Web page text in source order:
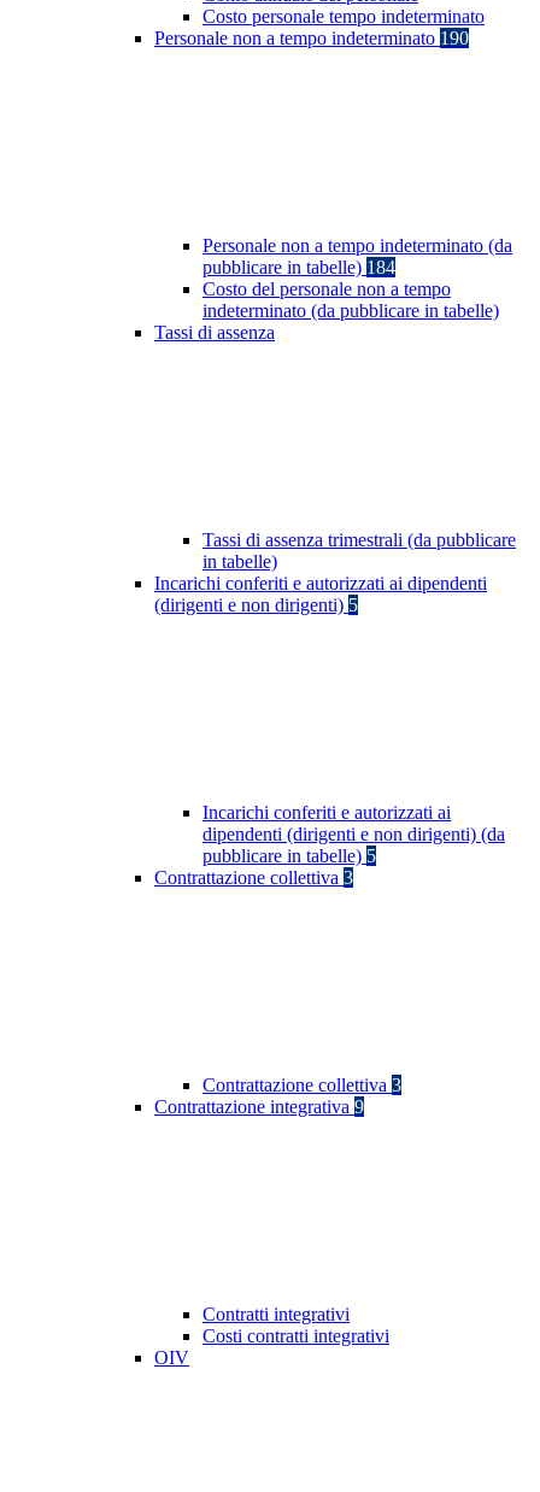
Costo personale tempo indeterminato
Personale non a tempo indeterminato 190
Personale non a tempo indeterminato (da
pubblicare in tabelle) 184
Costo del personale non a tempo
indeterminato (da pubblicare in tabelle)
Tassi di assenza
Tassi di assenza trimestrali (da pubblicare
in tabelle)
Incarichi conferiti e autorizzati ai dipendenti
(dirigenti e non dirigenti) 5
Incarichi conferiti e autorizzati ai
dipendenti (dirigenti e non dirigenti) (da
pubblicare in tabelle) 5
Contrattazione collettiva 3
Contrattazione collettiva 3
Contrattazione integrativa 9
Contratti integrativi
Costi contratti integrativi
OIV